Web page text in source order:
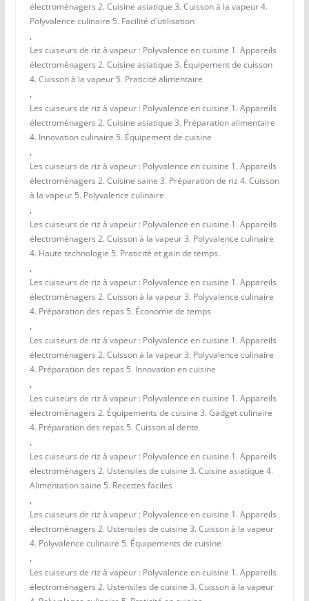
électroménagers 2. Cuisine asiatique 3. Cuisson à la vapeur 4.
Polyvalence culinaire 5. Facilité d'utilisation
,
Les cuiseurs de riz à vapeur : Polyvalence en cuisine 1. Appareils
électroménagers 2. Cuisine asiatique 3. Équipement de cuisson
4. Cuisson à la vapeur 5. Praticité alimentaire
,
Les cuiseurs de riz à vapeur : Polyvalence en cuisine 1. Appareils
électroménagers 2. Cuisine asiatique 3. Préparation alimentaire
4. Innovation culinaire 5. Équipement de cuisine
,
Les cuiseurs de riz à vapeur : Polyvalence en cuisine 1. Appareils
électroménagers 2. Cuisine saine 3. Préparation de riz 4. Cuisson
à la vapeur 5. Polyvalence culinaire
,
Les cuiseurs de riz à vapeur : Polyvalence en cuisine 1. Appareils
électroménagers 2. Cuisson à la vapeur 3. Polyvalence culinaire
4. Haute technologie 5. Praticité et gain de temps.
,
Les cuiseurs de riz à vapeur : Polyvalence en cuisine 1. Appareils
électroménagers 2. Cuisson à la vapeur 3. Polyvalence culinaire
4. Préparation des repas 5. Économie de temps
,
Les cuiseurs de riz à vapeur : Polyvalence en cuisine 1. Appareils
électroménagers 2. Cuisson à la vapeur 3. Polyvalence culinaire
4. Préparation des repas 5. Innovation en cuisine
,
Les cuiseurs de riz à vapeur : Polyvalence en cuisine 1. Appareils
électroménagers 2. Équipements de cuisine 3. Gadget culinaire
4. Préparation des repas 5. Cuisson al dente
,
Les cuiseurs de riz à vapeur : Polyvalence en cuisine 1. Appareils
électroménagers 2. Ustensiles de cuisine 3. Cuisine asiatique 4.
Alimentation saine 5. Recettes faciles
,
Les cuiseurs de riz à vapeur : Polyvalence en cuisine 1. Appareils
électroménagers 2. Ustensiles de cuisine 3. Cuisson à la vapeur
4. Polyvalence culinaire 5. Équipements de cuisine
,
Les cuiseurs de riz à vapeur : Polyvalence en cuisine 1. Appareils
électroménagers 2. Ustensiles de cuisine 3. Cuisson à la vapeur